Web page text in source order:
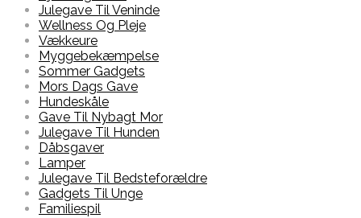
Julegave Til Veninde
Wellness Og Pleje
Vækkeure
Myggebekæmpelse
Sommer Gadgets
Mors Dags Gave
Hundeskåle
Gave Til Nybagt Mor
Julegave Til Hunden
Dåbsgaver
Lamper
Julegave Til Bedsteforældre
Gadgets Til Unge
Familiespil